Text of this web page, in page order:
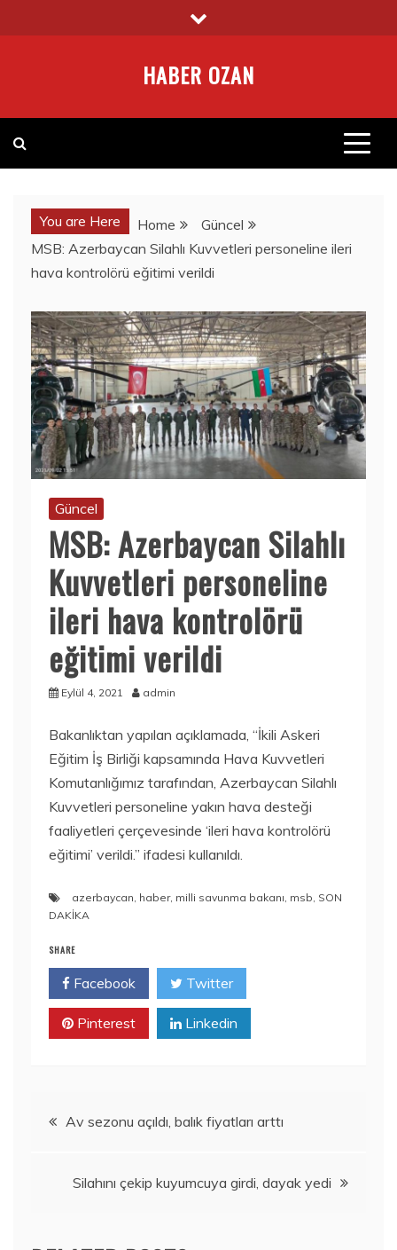
to
HABER OZAN
You are Here Home
Güncel
MSB: Azerbaycan Silahlı Kuvvetleri personeline ileri
hava kontrolörü eğitimi verildi
Güncel
MSB: Azerbaycan Silahlı
Kuvvetleri personeline
ileri hava kontrolörü
eğitimi verildi
Eylül 4, 2021 admin
Bakanlıktan yapılan açıklamada, “İkili Askeri
Eğitim İş Birliği kapsamında Hava Kuvvetleri
Komutanlığımız tarafından, Azerbaycan Silahlı
Kuvvetleri personeline yakın hava desteği
faaliyetleri çerçevesinde ‘ileri hava kontrolörü
eğitimi’ verildi.” ifadesi kullanıldı.
azerbaycan, haber, milli savunma bakanı, msb, SON
DAKİKA
SHARE
Facebook Twitter
Pinterest Linkedin
YazıAv sezonu açıldı, balık fiyatları arttı
Silahını çekip kuyumcuya girdi, dayak yedi